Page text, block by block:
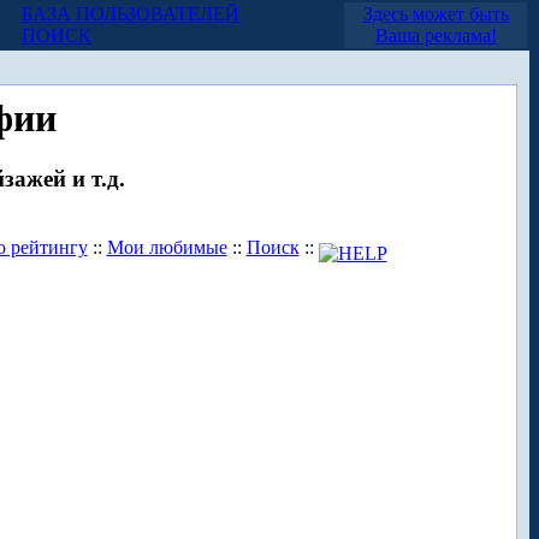
БАЗА ПОЛЬЗОВАТЕЛЕЙ
ПОИСК
Здесь может быть
Ваша реклама!
и т.д.
рейтингу:: Мои любимые:: Поиск::